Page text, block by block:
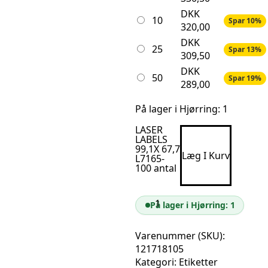
10
DKK
320,00
Spar 10%
25
DKK
309,50
Spar 13%
50
DKK
289,00
Spar 19%
På lager i Hjørring: 1
LASER
LABELS
99,1X 67,7
L7165-
100 antal
Læg I Kurv
På lager i Hjørring: 1
Varenummer (SKU):
121718105
Kategori: Etiketter